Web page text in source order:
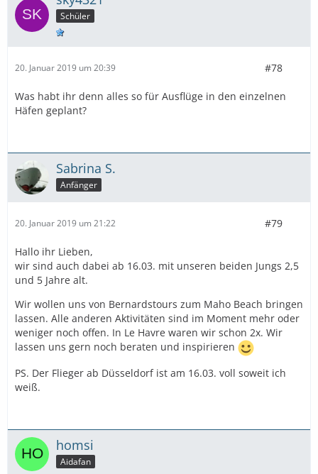
Schüler
20. Januar 2019 um 20:39 #78
Was habt ihr denn alles so für Ausflüge in den einzelnen
Häfen geplant?
Sabrina S.
Anfänger
20. Januar 2019 um 21:22 #79
Hallo ihr Lieben,
wir sind auch dabei ab 16.03. mit unseren beiden Jungs 2,5
und 5 Jahre alt.
Wir wollen uns von Bernardstours zum Maho Beach bringen
lassen. Alle anderen Aktivitäten sind im Moment mehr oder
weniger noch offen. In Le Havre waren wir schon 2x. Wir
lassen uns gern noch beraten und inspirieren
PS. Der Flieger ab Düsseldorf ist am 16.03. voll soweit ich
weiß.
homsi
Aidafan